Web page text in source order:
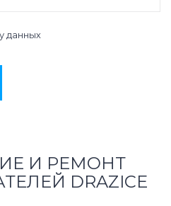
данных
И РЕМОНТ
DRAZICE